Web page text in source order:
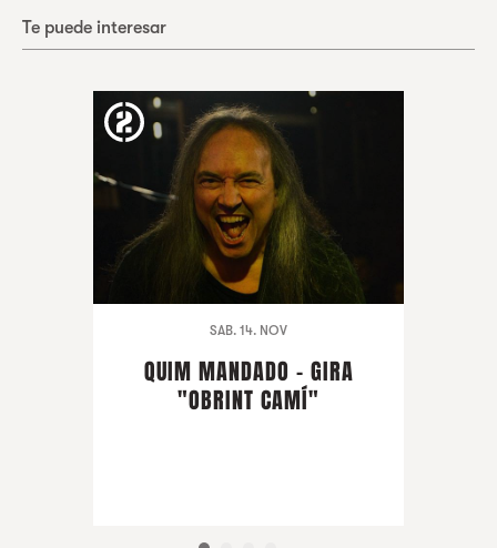
Te puede interesar
SAB. 14. NOV
QUIM MANDADO - GIRA
"OBRINT CAMÍ"